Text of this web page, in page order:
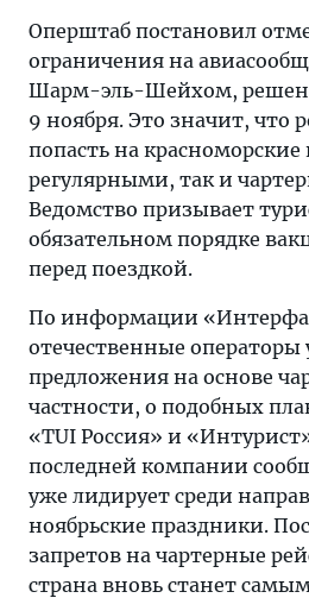
Оперштаб постановил
ограничения на
Шарм-эль-Шейхом,
9 ноября. Это значит, что
попасть на красноморские
регулярными, так и
Ведомство призывает
обязательном порядке
перед поездкой.
По информации
отечественные
предложения на основе
частности, о подобных
«TUI Россия» и
последней компании
уже лидирует среди
ноябрьские праздники.
запретов на чартерные
страна вновь станет